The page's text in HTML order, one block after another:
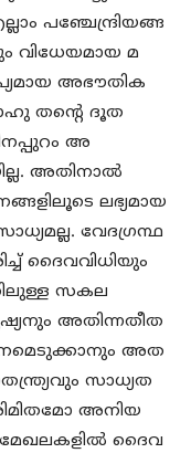
പഞ്ചേന്ദ്രിയങ്ങ
വിധേയമായ മ
അഭൗതിക
തന്റെ ദൂത
അ
അതിനാൽ
ലഭ്യമായ
വേദഗ്രന്ഥ
ദൈവവിധിയും
സകല
അതിന്നതീത
അത
സാധ്യത
അനിയ
മേഖലകളിൽ ദൈവ